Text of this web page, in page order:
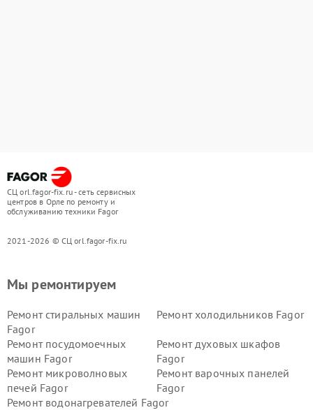
СЦ orl.fagor-fix.ru - сеть сервисных
центров в Орле по ремонту и
обслуживанию техники Fagor
2021-2026 © СЦ orl.fagor-fix.ru
Мы ремонтируем
Ремонт стиральных машин
Fagor
Ремонт холодильников Fagor
Ремонт посудомоечных
машин Fagor
Ремонт духовых шкафов
Fagor
Ремонт микроволновых
печей Fagor
Ремонт варочных панелей
Fagor
Ремонт водонагревателей Fagor